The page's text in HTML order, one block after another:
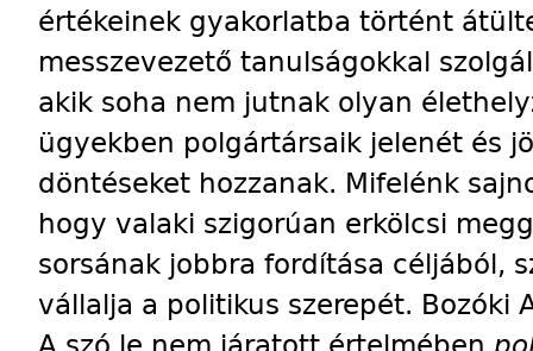
értékeinek gyakorlatba történt
messzevezető tanulságokkal
akik soha nem jutnak olyan
ügyekben polgártársaik jelenét és
döntéseket hozzanak. Mifelénk
hogy valaki szigorúan erkölcsi
sorsának jobbra fordítása céljából,
vállalja a politikus szerepét. Bozóki